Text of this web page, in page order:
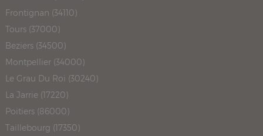
Frontignan (34110)
Tours (37000)
Beziers (34500)
Montpellier (34000)
Le Grau Du Roi (30240)
La Jarrie (17220)
Poitiers (86000)
Taillebourg (17350)